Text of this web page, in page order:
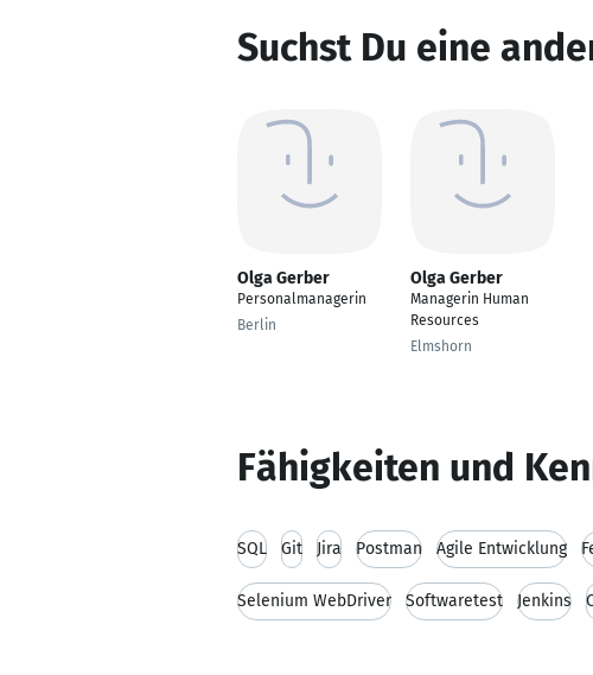
Suchst Du eine
Olga Gerber
Personalmanagerin
Berlin
Olga Gerber
Managerin Human
Resources
Elmshorn
Fähigkeiten und
SQL Git Jira Postman Agile Entwicklung
Selenium WebDriver Softwaretest Jenkins